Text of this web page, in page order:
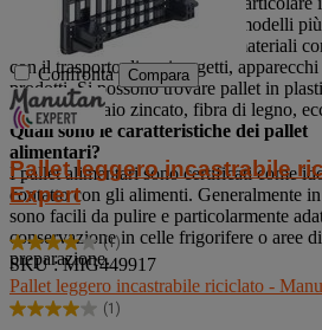
norma europea, siano ancora i modelli
e resistenti, oggi esistono altri materiali
con il trasporto di vari oggetti, apparecchi
prodotti. Si possono trovare pallet in
metallo, acciaio zincato, fibra di legno,
Quali sono le caratteristiche dei pallet
alimentari?
I pallet alimentari sono certificati come
contatto con gli alimenti. Generalmente
sono facili da pulire e particolarmente
conservazione in celle frigorifere o aree di
preparazione.
Confronta Compara
Pallet leggero incastrabile
Expert
(1)
4.0
su
5
stelle.
SKU : MIG449917
Pallet leggero incastrabile riciclato -
(1)
4.0